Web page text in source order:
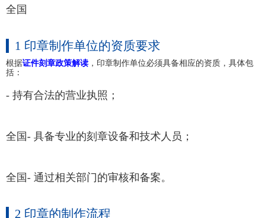
全国
1 印章制作单位的资质要求
根据证件刻章政策解读 ，印章制作单位必须具备相应的资质，具体包
括：
- 持有合法的营业执照；
全国- 具备专业的刻章设备和技术人员；
全国- 通过相关部门的审核和备案。
2 印章的制作流程